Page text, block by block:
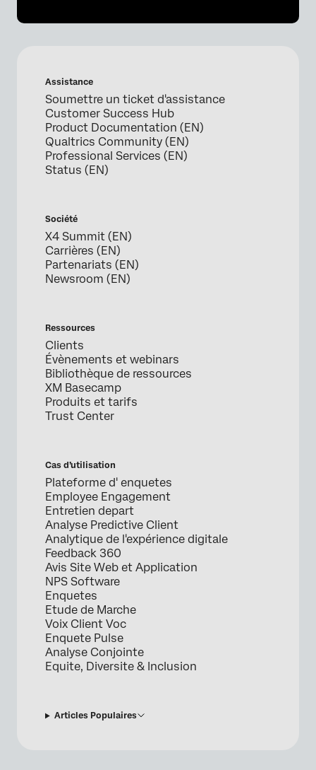
Assistance
Soumettre un ticket d'assistance
Customer Success Hub
Product Documentation (EN)
Qualtrics Community (EN)
Professional Services (EN)
Status (EN)
Société
X4 Summit (EN)
Carrières (EN)
Partenariats (EN)
Newsroom (EN)
Ressources
Clients
Évènements et webinars
Bibliothèque de ressources
XM Basecamp
Produits et tarifs
Trust Center
Cas d’utilisation
Plateforme d' enquetes
Employee Engagement
Entretien depart
Analyse Predictive Client
Analytique de l'expérience digitale
Feedback 360
Avis Site Web et Application
NPS Software
Enquetes
Etude de Marche
Voix Client Voc
Enquete Pulse
Analyse Conjointe
Equite, Diversite & Inclusion
Articles Populaires